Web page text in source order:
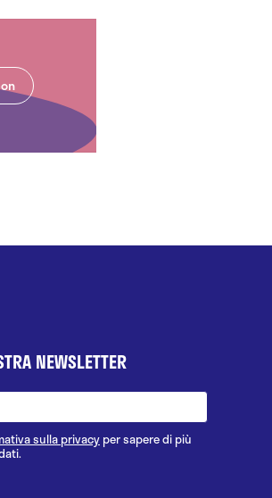
NEWSLETTER
sulla privacy per sapere di più